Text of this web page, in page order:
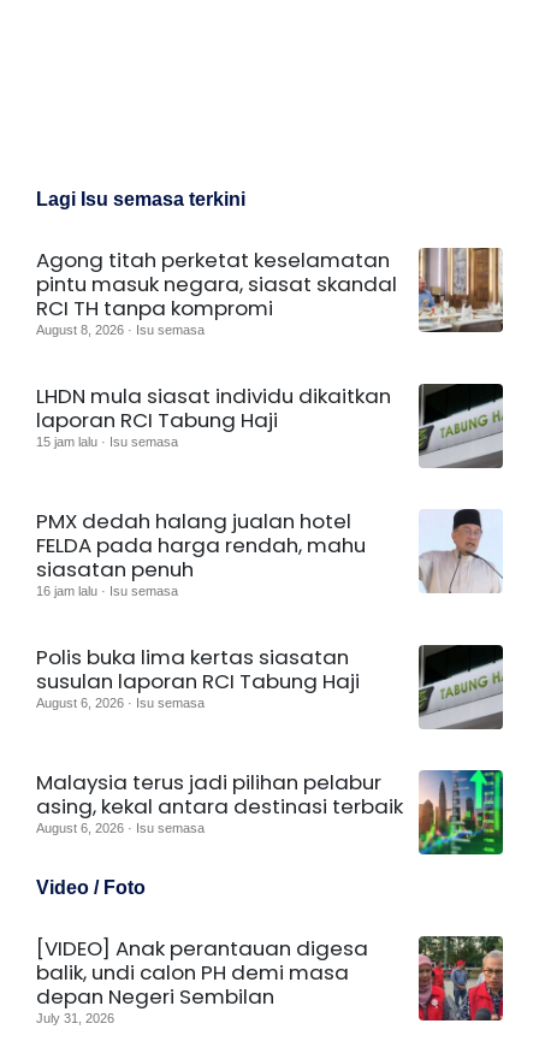
Lagi Isu semasa terkini
Agong titah perketat keselamatan
pintu masuk negara, siasat skandal
RCI TH tanpa kompromi
August 8, 2026 · Isu semasa
LHDN mula siasat individu dikaitkan
laporan RCI Tabung Haji
15 jam lalu · Isu semasa
PMX dedah halang jualan hotel
FELDA pada harga rendah, mahu
siasatan penuh
16 jam lalu · Isu semasa
Polis buka lima kertas siasatan
susulan laporan RCI Tabung Haji
August 6, 2026 · Isu semasa
Malaysia terus jadi pilihan pelabur
asing, kekal antara destinasi terbaik
August 6, 2026 · Isu semasa
Video / Foto
[VIDEO] Anak perantauan digesa
balik, undi calon PH demi masa
depan Negeri Sembilan
July 31, 2026